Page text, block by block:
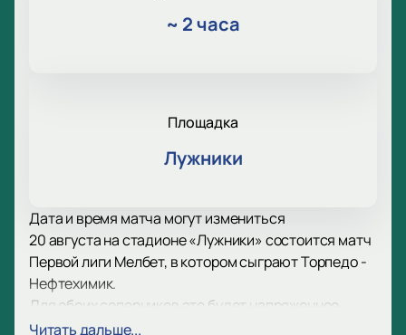
~ 2 часа
Площадка
Лужники
Дата и время матча могут измениться
20 августа на стадионе «Лужники» состоится матч
Первой лиги Мелбет, в котором сыграют Торпедо -
Нефтехимик.
Для обоих соперников это будет напряженное
противостояние, которое принесет победителю
Читать дальше...